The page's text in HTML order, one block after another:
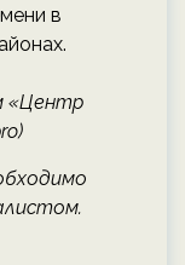
в
«Центр